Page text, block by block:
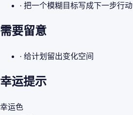
· 把一个模糊目标写成下一步行动
需要留意
· 给计划留出变化空间
幸运提示
幸运色